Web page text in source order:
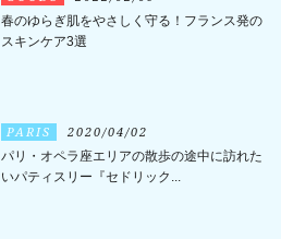
春のゆらぎ肌をやさしく守る！フランス発の
スキンケア3選
PARIS 2020/04/02
パリ・オペラ座エリアの散歩の途中に訪れた
いパティスリー『セドリック...